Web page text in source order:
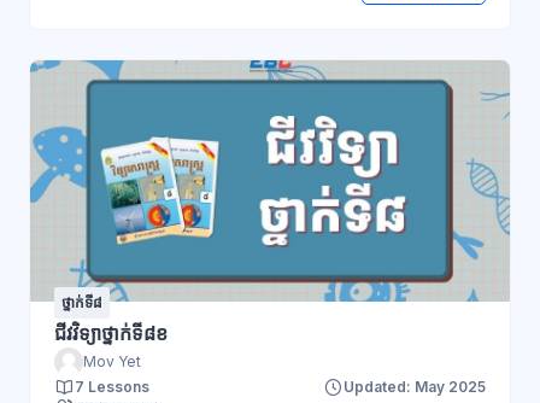
ថ្នាក់ទី៨
ជីវវិទ្យាថ្នាក់ទី៨ខ
Mov Yet
7 Lessons
Updated: May 2025